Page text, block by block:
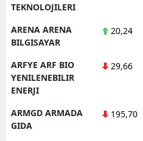
TEKNOLOJILERI
ARENA ARENA
BILGISAYAR
20,24
ARFYE ARF BIO
YENILENEBILIR
ENERJI
29,66
ARMGD ARMADA
GIDA
195,70